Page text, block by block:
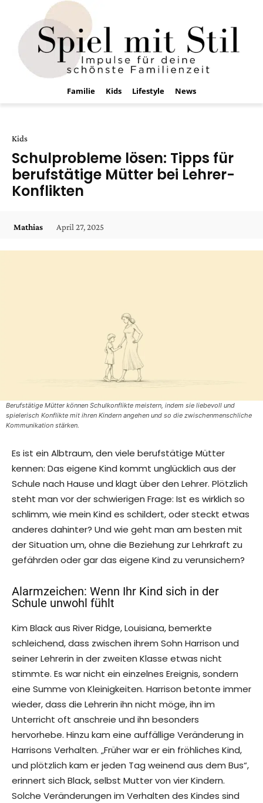
Familie Kids Lifestyle News
Kids
Schulprobleme lösen: Tipps für
berufstätige Mütter bei Lehrer-
Konflikten
Mathias April 27, 2025
Berufstätige Mütter können Schulkonflikte meistern, indem sie liebevoll und
spielerisch Konflikte mit ihren Kindern angehen und so die zwischenmenschliche
Kommunikation stärken.
Es ist ein Albtraum, den viele berufstätige Mütter
kennen: Das eigene Kind kommt unglücklich aus der
Schule nach Hause und klagt über den Lehrer. Plötzlich
steht man vor der schwierigen Frage: Ist es wirklich so
schlimm, wie mein Kind es schildert, oder steckt etwas
anderes dahinter? Und wie geht man am besten mit
der Situation um, ohne die Beziehung zur Lehrkraft zu
gefährden oder gar das eigene Kind zu verunsichern?
Alarmzeichen: Wenn Ihr Kind sich in der
Schule unwohl fühlt
Kim Black aus River Ridge, Louisiana, bemerkte
schleichend, dass zwischen ihrem Sohn Harrison und
seiner Lehrerin in der zweiten Klasse etwas nicht
stimmte. Es war nicht ein einzelnes Ereignis, sondern
eine Summe von Kleinigkeiten. Harrison betonte immer
wieder, dass die Lehrerin ihn nicht möge, ihn im
Unterricht oft anschreie und ihn besonders
hervorhebe. Hinzu kam eine auffällige Veränderung in
Harrisons Verhalten. „Früher war er ein fröhliches Kind,
und plötzlich kam er jeden Tag weinend aus dem Bus“,
erinnert sich Black, selbst Mutter von vier Kindern.
Solche Veränderungen im Verhalten des Kindes sind